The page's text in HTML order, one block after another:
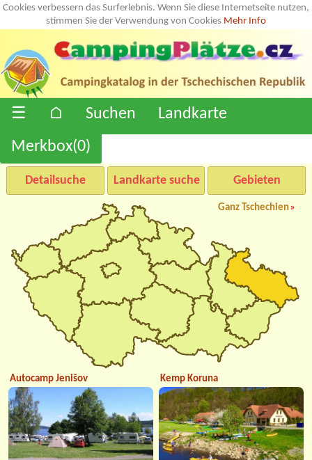
Cookies verbessern das Surferlebnis. Wenn Sie diese Internetseite nutzen,
stimmen Sie der Verwendung von Cookies Mehr Info
☰ ⌂ Suchen
Landkarte
Merkbox(0)
Detailsuche Landkarte suche Gebieten
Ganz Tschechien»
Autocamp Jenišov Kemp Koruna